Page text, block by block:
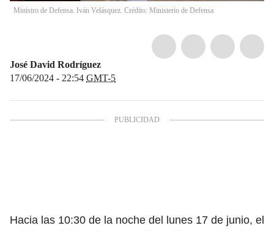
Ministro de Defensa. Iván Velásquez. Crédito: Ministerio de Defensa
José David Rodríguez
17/06/2024 - 22:54 GMT-5
Hacia las 10:30 de la noche del lunes 17 de junio, el